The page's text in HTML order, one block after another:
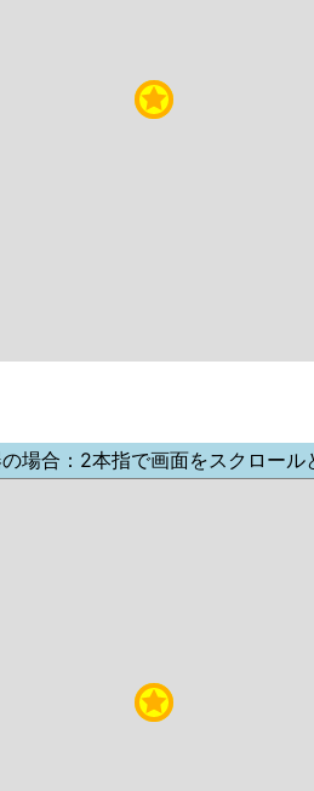
場合：2本指で画面をスクロール